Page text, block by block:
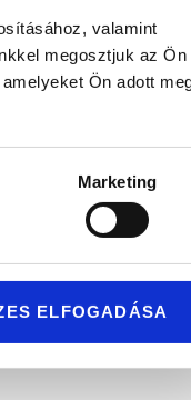
valamint
megosztjuk az Ön
Ön adott
Marketing
ELFOGADÁSA